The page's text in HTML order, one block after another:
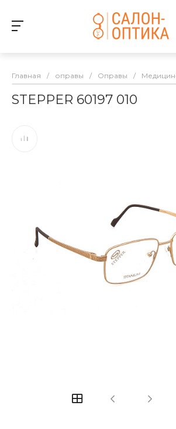
Главная / оправы / Оправы /
STEPPER 60197 010